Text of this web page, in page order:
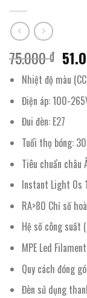
75.000₫ Giá
gốc
là:
Nhiệt độ màu
Điện áp: 100-
Đui đèn: E27
Tuổi thọ bóng:
Tiêu chuẩn châu
Instant Light 0s
RA>80 Chỉ số
Hệ số công suất
MPE Led
Quy cách đóng
Đèn sử dụng